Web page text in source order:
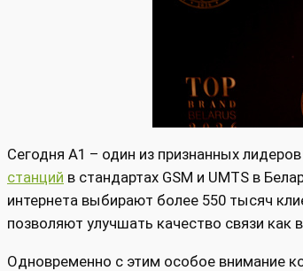
Сегодня А1 – один из признанных
станций в стандартах GSM и UMTS в
интернета выбирают более 550 тысяч
позволяют улучшать качество связи как
Одновременно с этим особое внимание